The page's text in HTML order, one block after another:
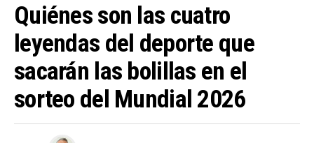
Quiénes son las cuatro
leyendas del deporte que
sacarán las bolillas en el
sorteo del Mundial 2026